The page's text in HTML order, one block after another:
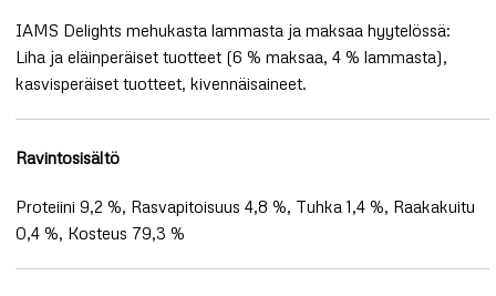
IAMS Delights mehukasta lammasta ja maksaa hyytelössä:
Liha ja eläinperäiset tuotteet (6 % maksaa, 4 % lammasta),
kasvisperäiset tuotteet, kivennäisaineet.
Ravintosisältö
Proteiini 9,2 %, Rasvapitoisuus 4,8 %, Tuhka 1,4 %, Raakakuitu
0,4 %, Kosteus 79,3 %